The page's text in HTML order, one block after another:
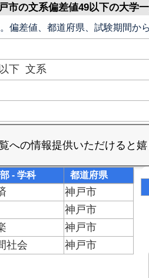
市の文系偏差値49以下の大学
偏差値、都道府県、試験期間か
下 文系
- 学科 都道府県
神戸市
神戸市
神戸市
社会 神戸市